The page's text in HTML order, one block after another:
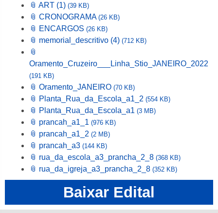
📎 ART (1) (39 KB)
📎 CRONOGRAMA (26 KB)
📎 ENCARGOS (26 KB)
📎 memorial_descritivo (4) (712 KB)
📎
Oramento_Cruzeiro___Linha_Stio_JANEIRO_2022
(191 KB)
📎 Oramento_JANEIRO (70 KB)
📎 Planta_Rua_da_Escola_a1_2 (554 KB)
📎 Planta_Rua_da_Escola_a1 (3 MB)
📎 prancah_a1_1 (976 KB)
📎 prancah_a1_2 (2 MB)
📎 prancah_a3 (144 KB)
📎 rua_da_escola_a3_prancha_2_8 (368 KB)
📎 rua_da_igreja_a3_prancha_2_8 (352 KB)
Baixar Edital